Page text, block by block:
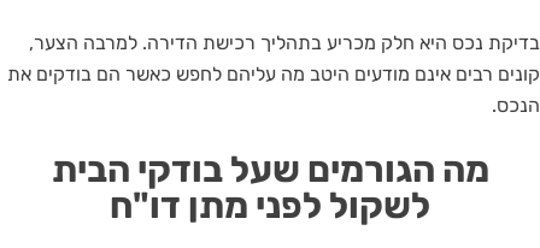
בדיקת נכס היא חלק מכריע בתהליך רכישת הדירה. למרבה הצער,
קונים רבים אינם מודעים היטב מה עליהם לחפש כאשר הם בודקים את
הנכס.
מה הגורמים שעל בודקי הבית
לשקול לפני מתן דו"ח